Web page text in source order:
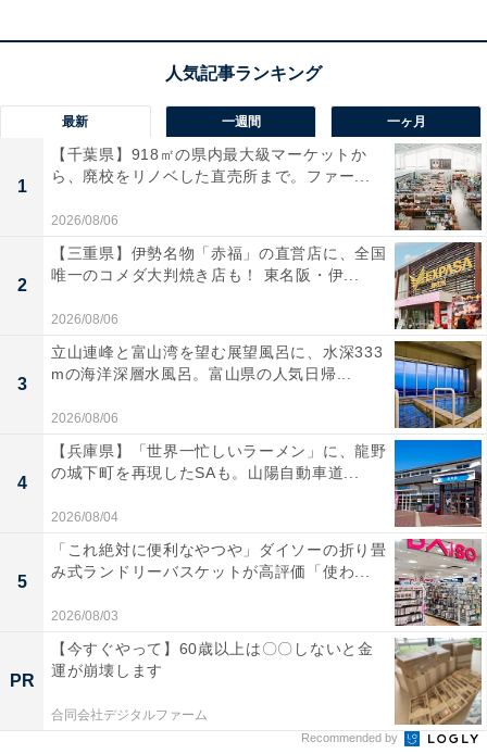
ひし餅やひなあられを食べる理由は？ ケーキでも
いいの？
ひな祭りの代表的な食べ物には、ひし餅、ひなあられ、
はまぐりの潮汁、白酒などがあります。
ひし餅は、子どもの健やかな成長を願い、よもぎを入れ
た緑の餅（厄除け）、ひしの実を入れた白い餅（子孫繁
栄）、くちなしを入れた桃色の餅（魔除け）を重ねてあ
ります。また、緑・白・桃色の3色で“雪の下には新芽が
芽吹き、桃の花が咲いている”という春の情景も表してい
ます。
ひなあられは、野外でひな遊びを楽しむときに持って行
くための携帯食料だったと考えられており、ひし餅を砕
いて作ったという説があります。東西で形状が違い、関
西では餅を砕いて揚げたあられ状、関東では米粒をあぶ
ったものが原形です。
はまぐりの潮汁は、はまぐりを「蛤」と書くように対の
最新 一週間 一ヶ月
1
【千葉県】918㎡の県内最大級マーケットか
ら、廃校をリノベした直売所まで。ファー...
2026/08/06
2
【三重県】伊勢名物「赤福」の直営店に、全国
唯一のコメダ大判焼き店も！ 東名阪・伊...
2026/08/06
3
立山連峰と富山湾を望む展望風呂に、水深333
mの海洋深層水風呂。富山県の人気日帰...
2026/08/06
4
【兵庫県】「世界一忙しいラーメン」に、龍野
の城下町を再現したSAも。山陽自動車道...
2026/08/04
5
「これ絶対に便利なやつや」ダイソーの折り畳
み式ランドリーバスケットが高評価「使わ...
2026/08/03
PR
【今すぐやって】60歳以上は〇〇しないと金
運が崩壊します
合同会社デジタルファーム
Recommended by